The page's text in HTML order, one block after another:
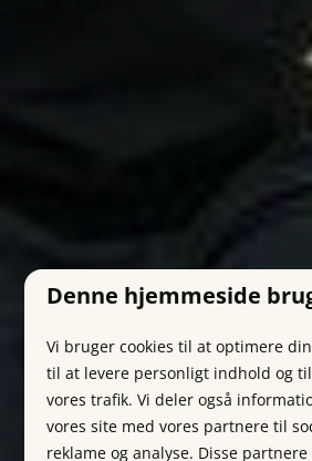
Denne hjemmeside
Vi bruger cookies til at optimere
til at levere personligt indhold og
vores trafik. Vi deler også
vores site med vores partnere til
reklame og analyse. Disse